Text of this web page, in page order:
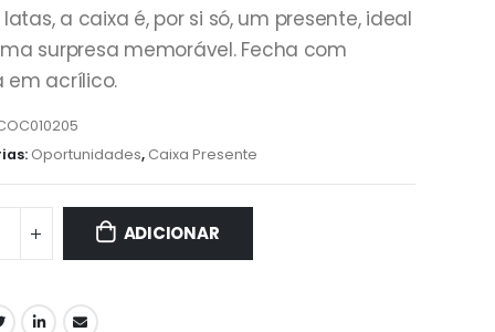
a caixa é, por si só, um presente, ideal
surpresa memorável. Fecha com
em acrílico.
Oportunidades, Caixa Presente
ADICIONAR